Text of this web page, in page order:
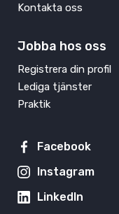
Kontakta oss
Jobba hos oss
Registrera din profil
Lediga tjänster
Praktik
Facebook
Instagram
LinkedIn